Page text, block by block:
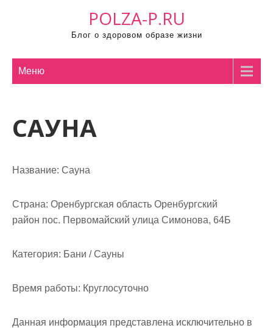
POLZA-P.RU
Блог о здоровом образе жизни
Меню
САУНА
Название: Сауна
Страна: Оренбургская область Оренбургский
район пос. Первомайский улица Симонова, 64Б
Категория: Бани / Сауны
Время работы: Круглосуточно
Данная информация представлена исключительно в